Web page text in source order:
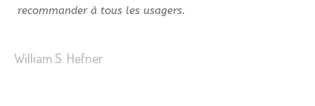
recommander à tous les usagers.
William S. Hefner